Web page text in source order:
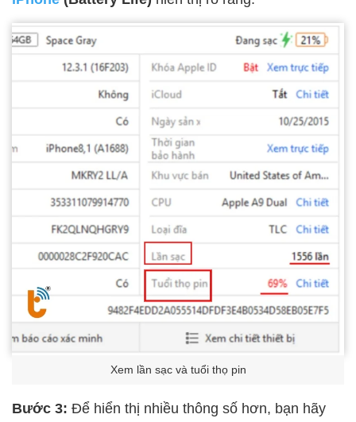
Xem lần sạc và tuổi thọ pin
Bước 3: Để hiển thị nhiều thông số hơn, bạn hãy